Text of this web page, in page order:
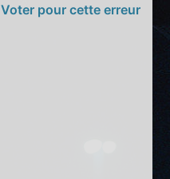
Voter pour cette erreur